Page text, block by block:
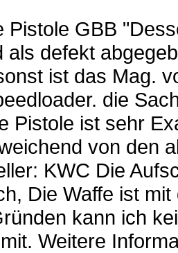
Pistole GBB
als defekt
ist das Mag.
die
Pistole ist sehr
von den
KWC Die
Die Waffe ist
kann ich
Weitere